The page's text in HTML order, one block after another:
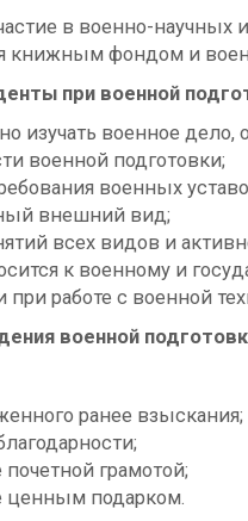
в военно-научных
книжным фондом и
при военной
изучать военное
военной подготовки;
военных
внешний вид;
всех видов и
к военному и
при работе с военной
военной
ранее взыскания;
грамотой;
ценным подарком.